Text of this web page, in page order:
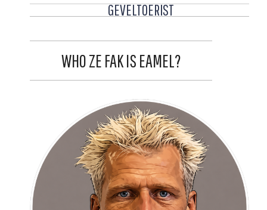
GEVELTOERIST
WHO ZE FAK IS EAMEL?